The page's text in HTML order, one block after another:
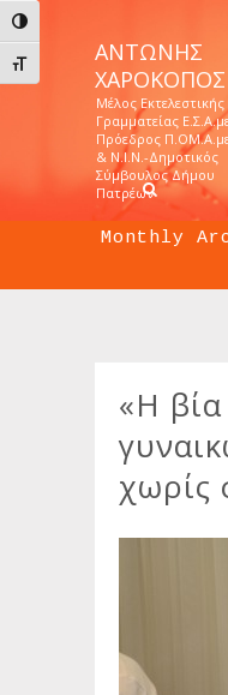
Εναλλαγή Υψηλής
Εναλλαγή Μεγέθους
ΑΝΤΏΝΗΣ
ΧΑΡΟΚΌΠΟΣ
Μέλος Εκτελεστικής
Γραμματείας
Πρόεδρος
& Ν.Ι.Ν.-Δημοτικός
Σύμβουλος Δήμου
Πατρέων
Monthly
«Η
χωρίς